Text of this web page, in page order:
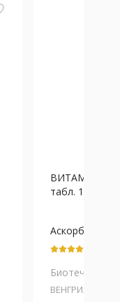
ВИТАМИН С
табл. 1.8г
Биотеч ЮСА
ВЕНГРИЯ